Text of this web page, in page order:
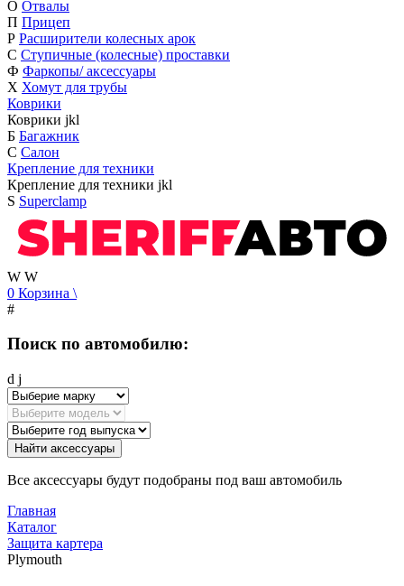
О Отвалы
П Прицеп
Р Расширители колесных арок
С Ступичные (колесные) проставки
Ф Фаркопы/ аксессуары
Х Хомут для трубы
Коврики
Коврики jkl
Б Багажник
С Салон
Крепление для техники
Крепление для техники jkl
S Superclamp
W W
0 Корзина \
#
Поиск по автомобилю:
d j
Найти аксессуары
Все аксессуары будут подобраны под ваш автомобиль
Главная
Каталог
Защита картера
Plymouth